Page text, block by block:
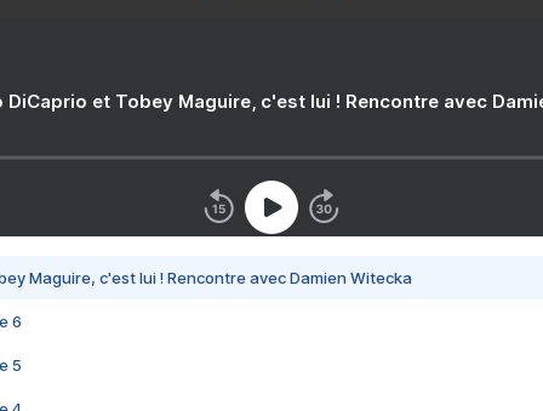
DiCaprio et Tobey Maguire, c'est lui ! Rencontre avec
Maguire, c'est lui ! Rencontre avec Damien Witecka
6
5